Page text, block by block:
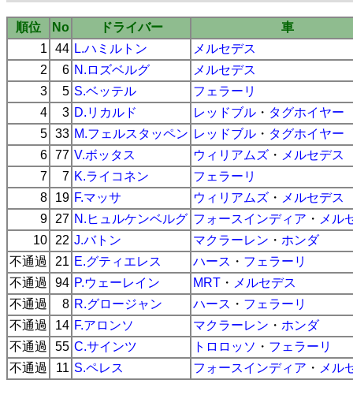
順位 No ドライバー
車
1
44 L.ハミルトン
メルセデス
2
6 N.ロズベルグ
メルセデス
3
5 S.ベッテル
フェラーリ
4
3 D.リカルド レッドブル ・ タグホイヤー
5 33 M.フェルスタッペン レッドブル ・ タグホイヤー
6 77 V.ボッタス ウィリアムズ ・ メルセデス
7
7 K.ライコネン
フェラーリ
8
19 F.マッサ ウィリアムズ ・ メルセデス
9
27 N.ヒュルケンベルグ フォースインディア ・ メル
10
22 J.バトン マクラーレン ・ ホンダ
不通過
21 E.グティエレス ハース ・ フェラーリ
不通過
94 P.ウェーレイン MRT ・ メルセデス
不通過
8 R.グロージャン ハース ・ フェラーリ
不通過
14 F.アロンソ マクラーレン ・ ホンダ
不通過
55 C.サインツ トロロッソ ・ フェラーリ
不通過
11 S.ペレス フォースインディア ・ メル